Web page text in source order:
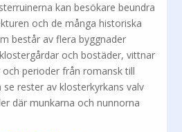
kan besökare beundra
och de många historiska
består av flera byggnader
och bostäder, vittnar
perioder från romansk till
rester av klosterkyrkans valv
där munkarna och nunnorna